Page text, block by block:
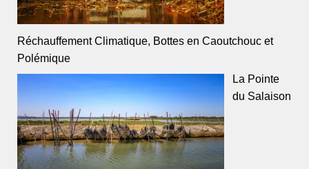
Réchauffement Climatique, Bottes en Caoutchouc et
Polémique
La Pointe
du Salaison